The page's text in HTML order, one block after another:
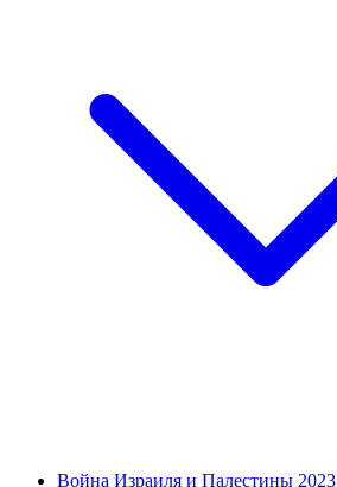
Война Израиля и Палестины 2023